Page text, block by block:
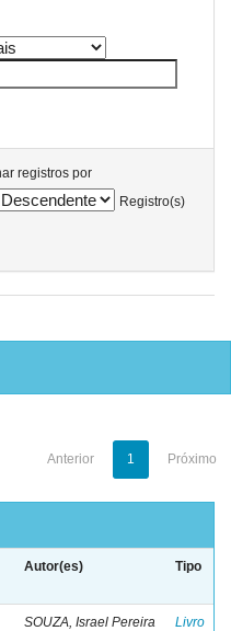
registros por
Registro(s)
Anterior 1 Próximo
Autor(es) Tipo
SOUZA, Israel Pereira
Livro